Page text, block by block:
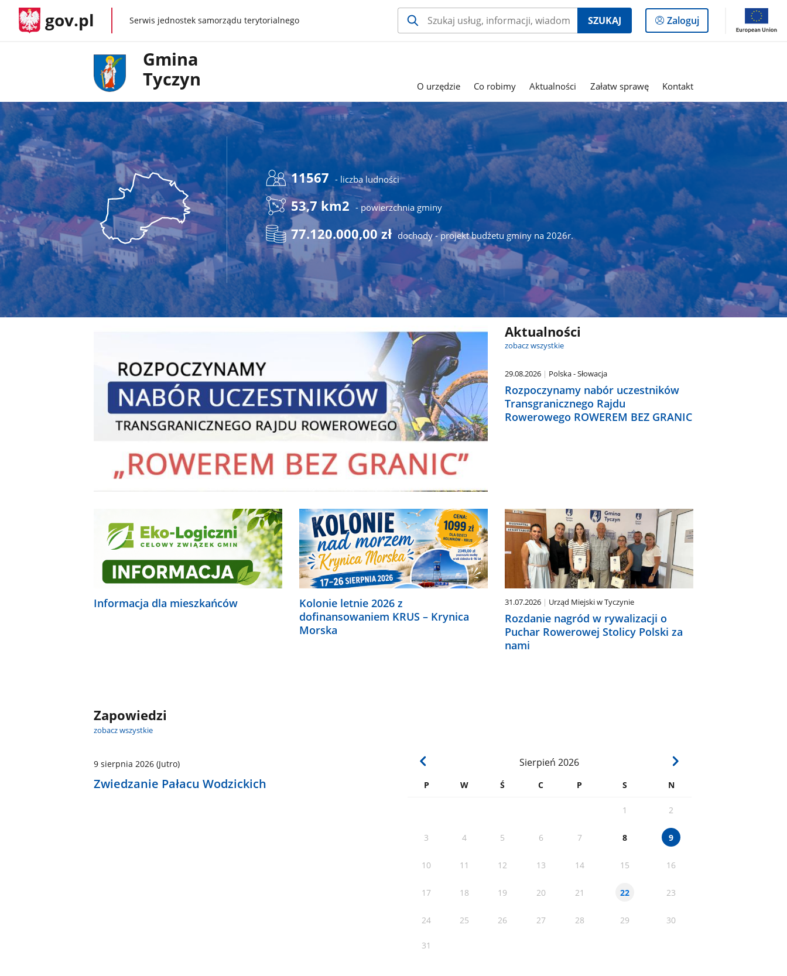
gov.pl gov.plSerwis jednostek samorządu terytorialnego SZUKAJ
Logowanie
do
Zaloguj
Gmina
Tyczyn
O urzędzie Co robimy Aktualności Załatw sprawę Kontakt
11567 - liczba ludności
53,7 km2 - powierzchnia gminy
77.120.000,00 zł dochody - projekt budżetu gminy na 2026r.
Aktualności
zobacz wszystkie
29.08.2026 Polska - Słowacja
Rozpoczynamy nabór uczestników
Transgranicznego Rajdu
Rowerowego ROWEREM BEZ GRANIC
Informacja dla mieszkańców
Kolonie letnie 2026 z
dofinansowaniem KRUS – Krynica
Morska
31.07.2026 Urząd Miejski w Tyczynie
Rozdanie nagród w rywalizacji o
Puchar Rowerowej Stolicy Polski za
nami
Zapowiedzi
zobacz wszystkie
Sierpień 2026
P W Ś C P S N
1 2
3 4 5 6 7 8 9
10 11 12 13 14 15 16
17 18 19 20 21 22 23
24 25 26 27 28 29 30
31
9 sierpnia 2026(Jutro)
Zwiedzanie Pałacu Wodzickich